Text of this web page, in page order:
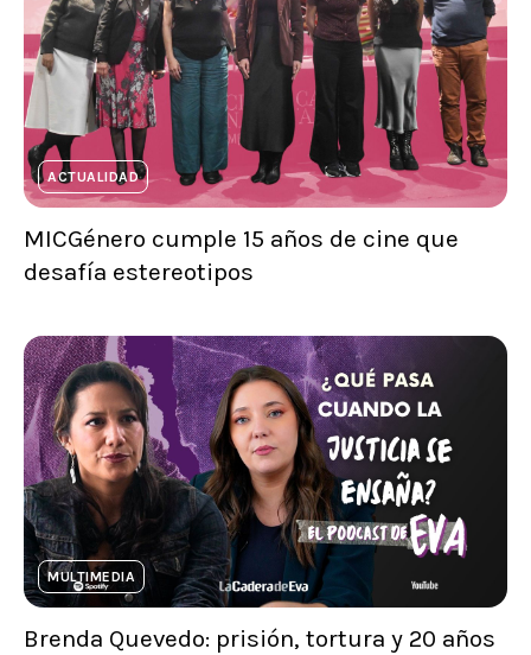
ACTUALIDAD
MICGénero cumple 15 años de cine que
desafía estereotipos
MULTIMEDIA
Brenda Quevedo: prisión, tortura y 20 años